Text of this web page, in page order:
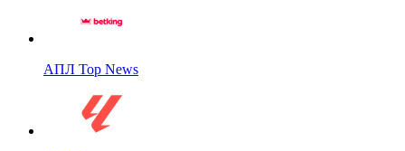
АПЛ Top News